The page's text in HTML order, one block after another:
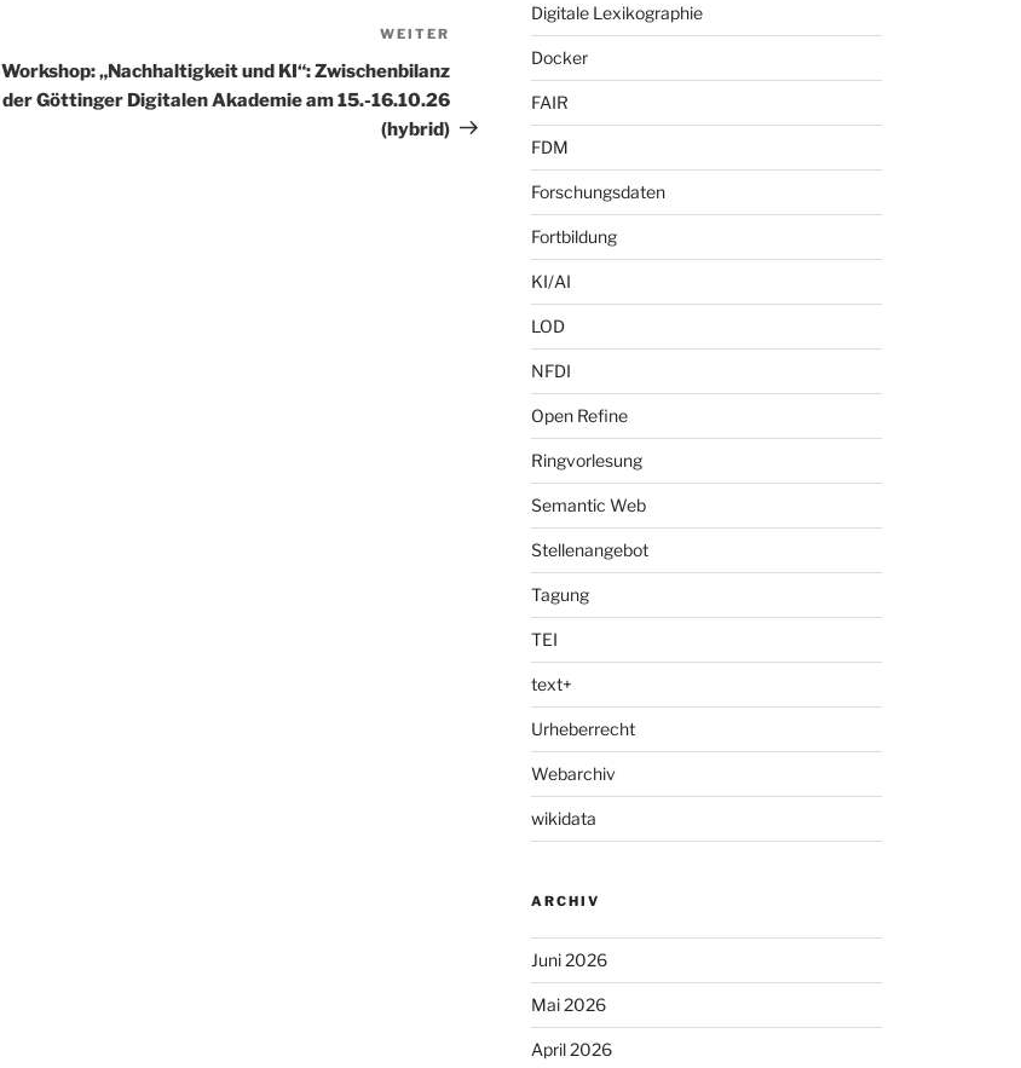
Nächster
Beitrag
WEITER
Workshop: „Nachhaltigkeit und KI“: Zwischenbilanz
der Göttinger Digitalen Akademie am 15.-16.10.26
(hybrid)
Digitale Lexikographie
Docker
FAIR
FDM
Forschungsdaten
Fortbildung
KI/AI
LOD
NFDI
Open Refine
Ringvorlesung
Semantic Web
Stellenangebot
Tagung
TEI
text+
Urheberrecht
Webarchiv
wikidata
ARCHIV
Juni 2026
Mai 2026
April 2026